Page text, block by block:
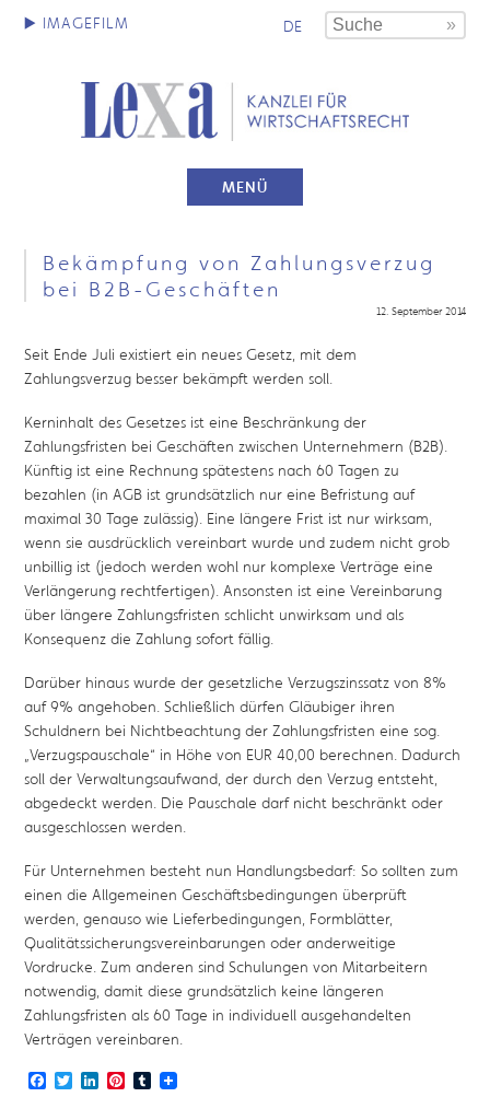
DE
MENÜ
Bekämpfung von Zahlungsverzug
bei B2B-Geschäften
12. September 2014
Seit Ende Juli existiert ein neues Gesetz, mit dem
Zahlungsverzug besser bekämpft werden soll.
Kerninhalt des Gesetzes ist eine Beschränkung der
Zahlungsfristen bei Geschäften zwischen Unternehmern (B2B).
Künftig ist eine Rechnung spätestens nach 60 Tagen zu
bezahlen (in AGB ist grundsätzlich nur eine Befristung auf
maximal 30 Tage zulässig). Eine längere Frist ist nur wirksam,
wenn sie ausdrücklich vereinbart wurde und zudem nicht grob
unbillig ist (jedoch werden wohl nur komplexe Verträge eine
Verlängerung rechtfertigen). Ansonsten ist eine Vereinbarung
über längere Zahlungsfristen schlicht unwirksam und als
Konsequenz die Zahlung sofort fällig.
Darüber hinaus wurde der gesetzliche Verzugszinssatz von 8%
auf 9% angehoben. Schließlich dürfen Gläubiger ihren
Schuldnern bei Nichtbeachtung der Zahlungsfristen eine sog.
„Verzugspauschale“ in Höhe von EUR 40,00 berechnen. Dadurch
soll der Verwaltungsaufwand, der durch den Verzug entsteht,
abgedeckt werden. Die Pauschale darf nicht beschränkt oder
ausgeschlossen werden.
Für Unternehmen besteht nun Handlungsbedarf: So sollten zum
einen die Allgemeinen Geschäftsbedingungen überprüft
werden, genauso wie Lieferbedingungen, Formblätter,
Qualitätssicherungsvereinbarungen oder anderweitige
Vordrucke. Zum anderen sind Schulungen von Mitarbeitern
notwendig, damit diese grundsätzlich keine längeren
Zahlungsfristen als 60 Tage in individuell ausgehandelten
Verträgen vereinbaren.
Facebook
TwitterLinkedIn
Pinterest
Tumblr